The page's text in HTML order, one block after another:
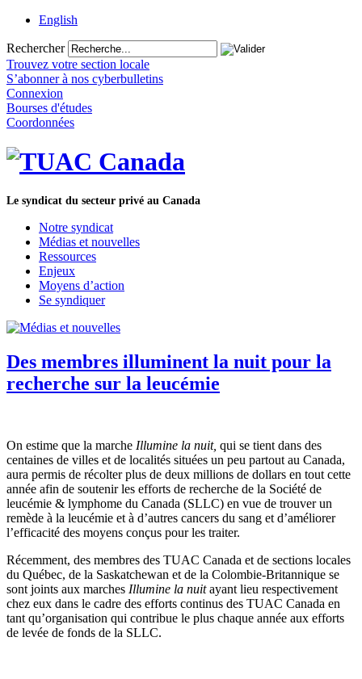
English
Rechercher
Trouvez votre section locale
S’abonner à nos cyberbulletins
Connexion
Bourses d'études
Coordonnées
Le syndicat du secteur privé au Canada
Notre syndicat
Médias et nouvelles
Ressources
Enjeux
Moyens d’action
Se syndiquer
Des membres illuminent la nuit pour la
recherche sur la leucémie
On estime que la marche Illumine la nuit, qui se tient dans des
centaines de villes et de localités situées un peu partout au Canada,
aura permis de récolter plus de deux millions de dollars en tout cette
année afin de soutenir les efforts de recherche de la Société de
leucémie & lymphome du Canada (SLLC) en vue de trouver un
remède à la leucémie et à d’autres cancers du sang et d’améliorer
l’efficacité des moyens conçus pour les traiter.
Récemment, des membres des TUAC Canada et de sections locales
du Québec, de la Saskatchewan et de la Colombie-Britannique se
sont joints aux marches Illumine la nuitayant lieu respectivement
chez eux dans le cadre des efforts continus des TUAC Canada en
tant qu’organisation qui contribue le plus chaque année aux efforts
de levée de fonds de la SLLC.